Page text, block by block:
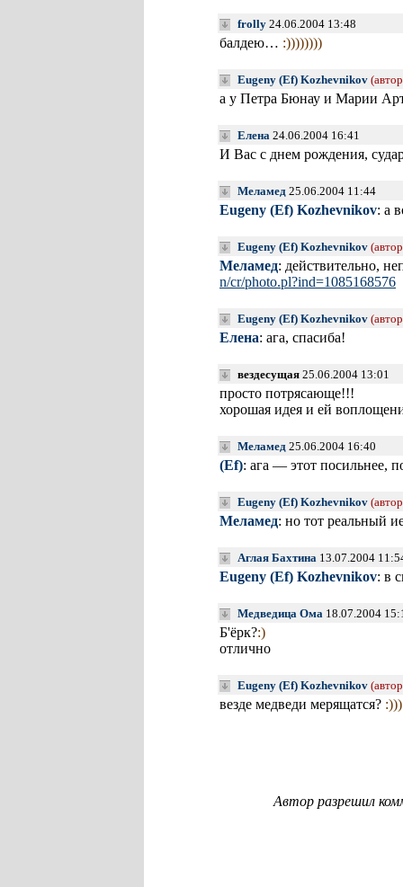
frolly 24.06.2004 13:48
балдею… :))))))))
Eugeny (Ef) Kozhevnikov
а у Петра Бюнау и Марии
Елена 24.06.2004 16:41
И Вас с днем рождения,
Меламед 25.06.2004 11:44
Eugeny (Ef) Kozhevnikov: а
Eugeny (Ef) Kozhevnikov
Меламед: действительно,
n/cr/photo.pl?ind=1085168576
Eugeny (Ef) Kozhevnikov
Елена: ага, спасиба!
вездесущая 25.06.2004 13:01
просто потрясающе!!!
хорошая идея и ей
Меламед 25.06.2004 16:40
(Ef): ага — этот посильнее,
Eugeny (Ef) Kozhevnikov
Меламед: но тот реальный
Аглая Бахтина 13.07.2004
Eugeny (Ef) Kozhevnikov: в
Медведица Ома 18.07.2004
Б'ёрк?:)
отлично
Eugeny (Ef) Kozhevnikov
везде медведи мерящатся? :)))
Автор разрешил